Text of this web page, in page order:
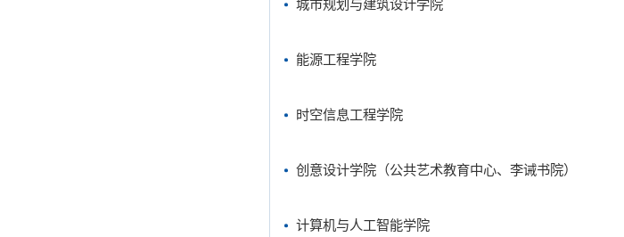
城市规划与建筑设计学院
能源工程学院
时空信息工程学院
创意设计学院 （公共艺术教育中心、李诫书院）
计算机与人工智能学院